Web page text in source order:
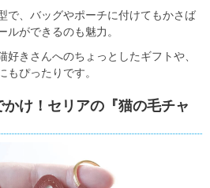
で、バッグやポーチに付けてもかさば
ルができるのも魅力。
好きさんへのちょっとしたギフトや、
もぴったりです。
け！セリアの『猫の毛チャ